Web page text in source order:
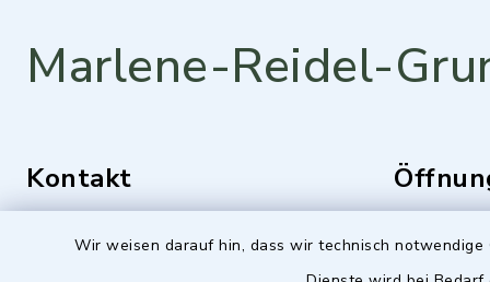
Wir weisen darauf hin, dass wir technisch
Marlene-Reidel-
Kontakt
Mozartstraße 1